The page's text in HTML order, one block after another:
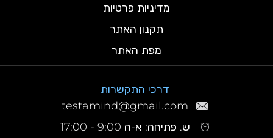
מדיניות פרטיות
תקנון האתר
מפת האתר
דרכי התקשרות
testamind@gmail.com
ש. פתיחה: א-ה 9:00 - 17:00